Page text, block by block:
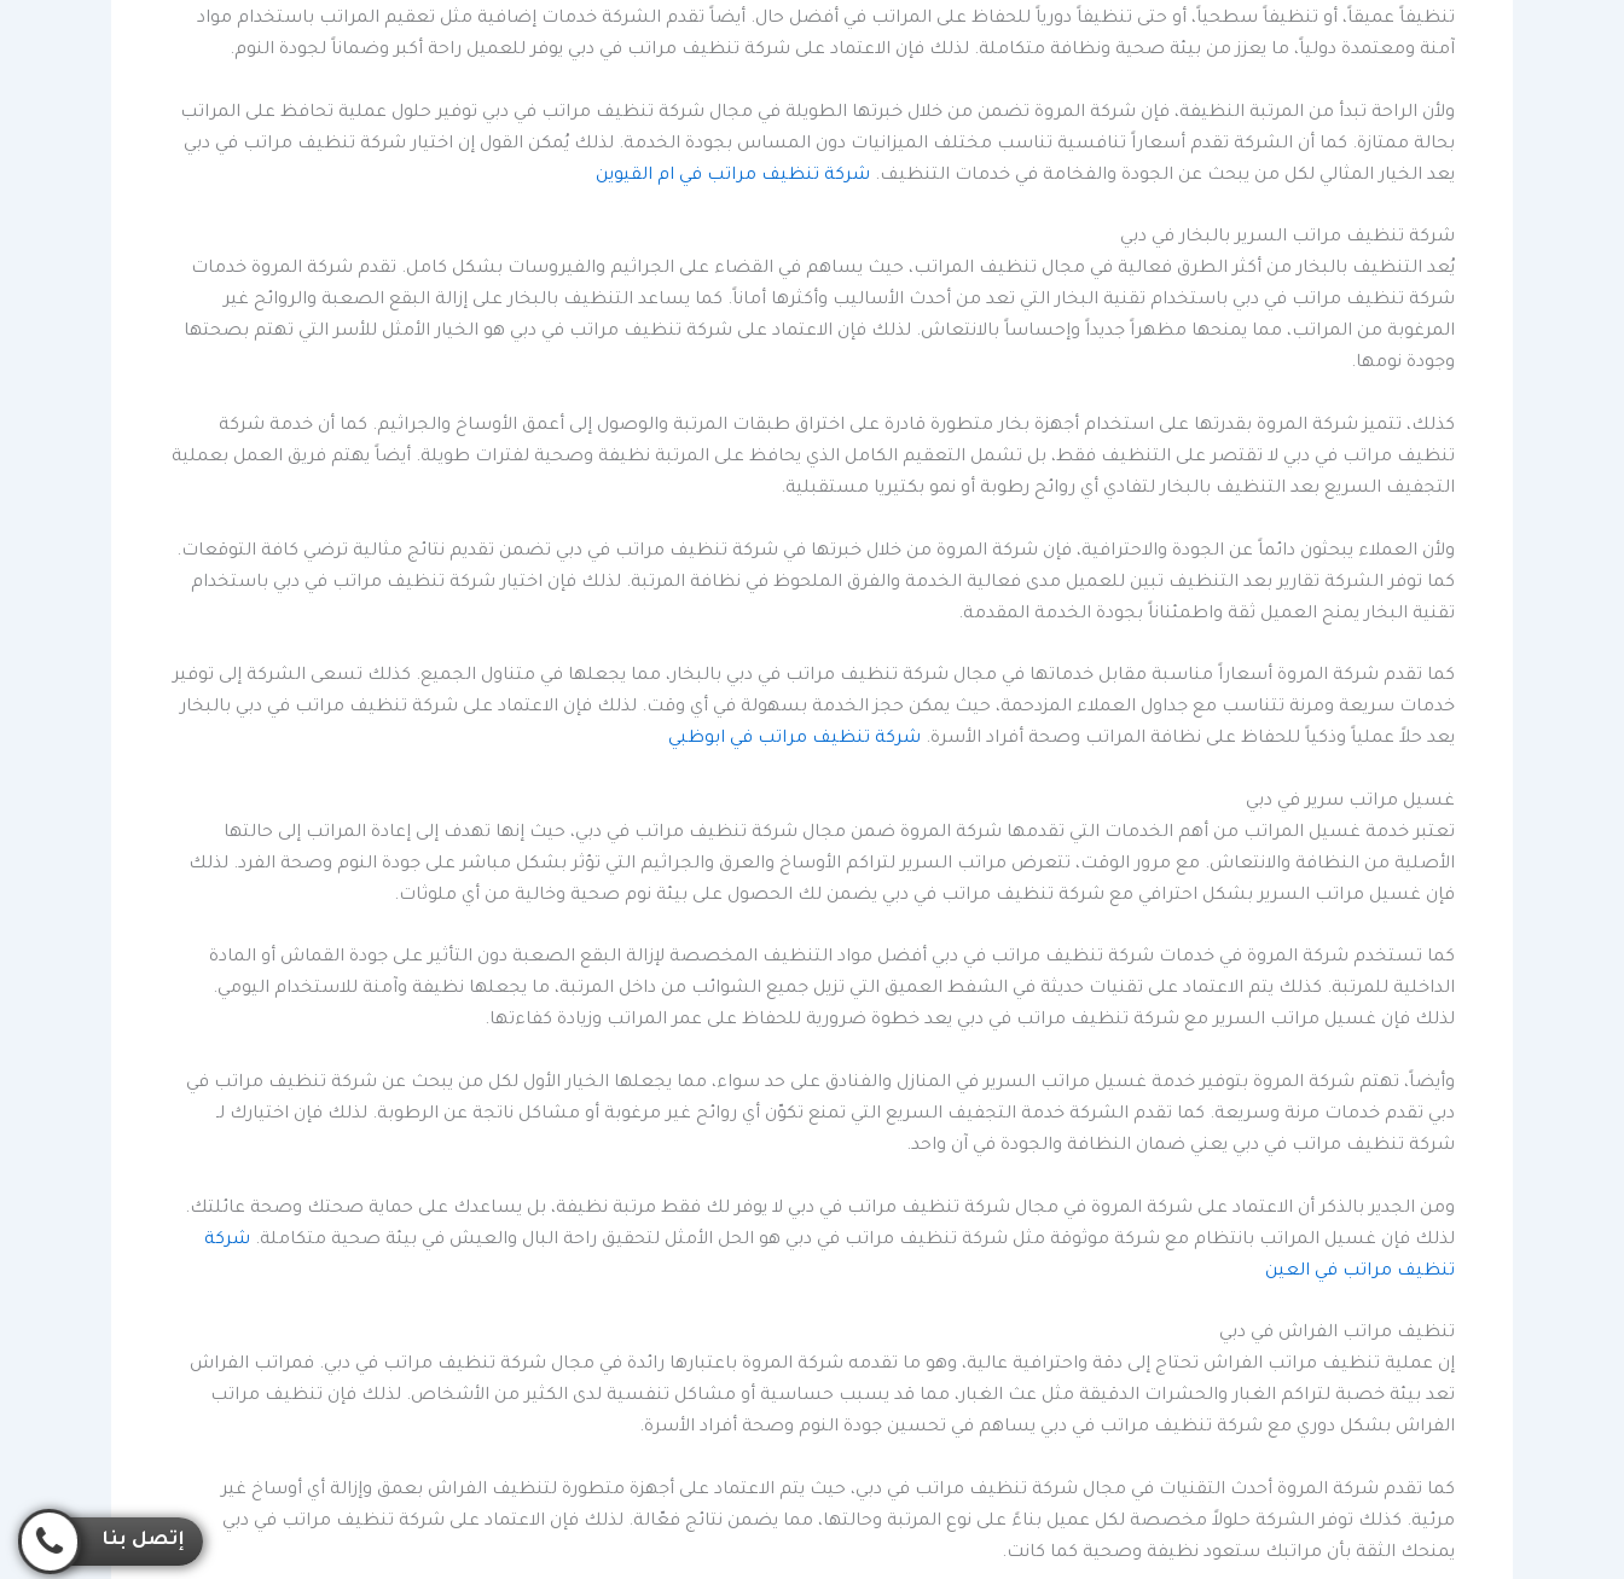
تنظيفاً عميقاً، أو تنظيفاً سطحياً، أو حتى تنظيفاً دورياً للحفاظ على المراتب في أفضل حال. أيضاً تقدم الشركة خدمات إضافية مثل تعقيم المراتب باستخدام مواد
آمنة ومعتمدة دولياً، ما يعزز من بيئة صحية ونظافة متكاملة. لذلك فإن الاعتماد على شركة تنظيف مراتب في دبي يوفر للعميل راحة أكبر وضماناً لجودة النوم.
ولأن الراحة تبدأ من المرتبة النظيفة، فإن شركة المروة تضمن من خلال خبرتها الطويلة في مجال شركة تنظيف مراتب في دبي توفير حلول عملية تحافظ على المراتب
بحالة ممتازة. كما أن الشركة تقدم أسعاراً تنافسية تناسب مختلف الميزانيات دون المساس بجودة الخدمة. لذلك يُمكن القول إن اختيار شركة تنظيف مراتب في دبي
يعد الخيار المثالي لكل من يبحث عن الجودة والفخامة في خدمات التنظيف. شركة تنظيف مراتب في ام القيوين
شركة تنظيف مراتب السرير بالبخار في دبي
يُعد التنظيف بالبخار من أكثر الطرق فعالية في مجال تنظيف المراتب، حيث يساهم في القضاء على الجراثيم والفيروسات بشكل كامل. تقدم شركة المروة خدمات
شركة تنظيف مراتب في دبي باستخدام تقنية البخار التي تعد من أحدث الأساليب وأكثرها أماناً. كما يساعد التنظيف بالبخار على إزالة البقع الصعبة والروائح غير
المرغوبة من المراتب، مما يمنحها مظهراً جديداً وإحساساً بالانتعاش. لذلك فإن الاعتماد على شركة تنظيف مراتب في دبي هو الخيار الأمثل للأسر التي تهتم بصحتها
وجودة نومها.
كذلك، تتميز شركة المروة بقدرتها على استخدام أجهزة بخار متطورة قادرة على اختراق طبقات المرتبة والوصول إلى أعمق الأوساخ والجراثيم. كما أن خدمة شركة
تنظيف مراتب في دبي لا تقتصر على التنظيف فقط، بل تشمل التعقيم الكامل الذي يحافظ على المرتبة نظيفة وصحية لفترات طويلة. أيضاً يهتم فريق العمل بعملية
التجفيف السريع بعد التنظيف بالبخار لتفادي أي روائح رطوبة أو نمو بكتيريا مستقبلية.
ولأن العملاء يبحثون دائماً عن الجودة والاحترافية، فإن شركة المروة من خلال خبرتها في شركة تنظيف مراتب في دبي تضمن تقديم نتائج مثالية ترضي كافة التوقعات.
كما توفر الشركة تقارير بعد التنظيف تبين للعميل مدى فعالية الخدمة والفرق الملحوظ في نظافة المرتبة. لذلك فإن اختيار شركة تنظيف مراتب في دبي باستخدام
تقنية البخار يمنح العميل ثقة واطمئناناً بجودة الخدمة المقدمة.
كما تقدم شركة المروة أسعاراً مناسبة مقابل خدماتها في مجال شركة تنظيف مراتب في دبي بالبخار، مما يجعلها في متناول الجميع. كذلك تسعى الشركة إلى توفير
خدمات سريعة ومرنة تتناسب مع جداول العملاء المزدحمة، حيث يمكن حجز الخدمة بسهولة في أي وقت. لذلك فإن الاعتماد على شركة تنظيف مراتب في دبي بالبخار
يعد حلاً عملياً وذكياً للحفاظ على نظافة المراتب وصحة أفراد الأسرة. شركة تنظيف مراتب في ابوظبي
غسيل مراتب سرير في دبي
تعتبر خدمة غسيل المراتب من أهم الخدمات التي تقدمها شركة المروة ضمن مجال شركة تنظيف مراتب في دبي، حيث إنها تهدف إلى إعادة المراتب إلى حالتها
الأصلية من النظافة والانتعاش. مع مرور الوقت، تتعرض مراتب السرير لتراكم الأوساخ والعرق والجراثيم التي تؤثر بشكل مباشر على جودة النوم وصحة الفرد. لذلك
فإن غسيل مراتب السرير بشكل احترافي مع شركة تنظيف مراتب في دبي يضمن لك الحصول على بيئة نوم صحية وخالية من أي ملوثات.
كما تستخدم شركة المروة في خدمات شركة تنظيف مراتب في دبي أفضل مواد التنظيف المخصصة لإزالة البقع الصعبة دون التأثير على جودة القماش أو المادة
الداخلية للمرتبة. كذلك يتم الاعتماد على تقنيات حديثة في الشفط العميق التي تزيل جميع الشوائب من داخل المرتبة، ما يجعلها نظيفة وآمنة للاستخدام اليومي.
لذلك فإن غسيل مراتب السرير مع شركة تنظيف مراتب في دبي يعد خطوة ضرورية للحفاظ على عمر المراتب وزيادة كفاءتها.
وأيضاً، تهتم شركة المروة بتوفير خدمة غسيل مراتب السرير في المنازل والفنادق على حد سواء، مما يجعلها الخيار الأول لكل من يبحث عن شركة تنظيف مراتب في
دبي تقدم خدمات مرنة وسريعة. كما تقدم الشركة خدمة التجفيف السريع التي تمنع تكوّن أي روائح غير مرغوبة أو مشاكل ناتجة عن الرطوبة. لذلك فإن اختيارك لـ
شركة تنظيف مراتب في دبي يعني ضمان النظافة والجودة في آن واحد.
ومن الجدير بالذكر أن الاعتماد على شركة المروة في مجال شركة تنظيف مراتب في دبي لا يوفر لك فقط مرتبة نظيفة، بل يساعدك على حماية صحتك وصحة عائلتك.
لذلك فإن غسيل المراتب بانتظام مع شركة موثوقة مثل شركة تنظيف مراتب في دبي هو الحل الأمثل لتحقيق راحة البال والعيش في بيئة صحية متكاملة. شركة
تنظيف مراتب في العين
تنظيف مراتب الفراش في دبي
إن عملية تنظيف مراتب الفراش تحتاج إلى دقة واحترافية عالية، وهو ما تقدمه شركة المروة باعتبارها رائدة في مجال شركة تنظيف مراتب في دبي. فمراتب الفراش
تعد بيئة خصبة لتراكم الغبار والحشرات الدقيقة مثل عث الغبار، مما قد يسبب حساسية أو مشاكل تنفسية لدى الكثير من الأشخاص. لذلك فإن تنظيف مراتب
الفراش بشكل دوري مع شركة تنظيف مراتب في دبي يساهم في تحسين جودة النوم وصحة أفراد الأسرة.
كما تقدم شركة المروة أحدث التقنيات في مجال شركة تنظيف مراتب في دبي، حيث يتم الاعتماد على أجهزة متطورة لتنظيف الفراش بعمق وإزالة أي أوساخ غير
مرئية. كذلك توفر الشركة حلولاً مخصصة لكل عميل بناءً على نوع المرتبة وحالتها، مما يضمن نتائج فعّالة. لذلك فإن الاعتماد على شركة تنظيف مراتب في دبي
يمنحك الثقة بأن مراتبك ستعود نظيفة وصحية كما كانت.
إتصل بنا